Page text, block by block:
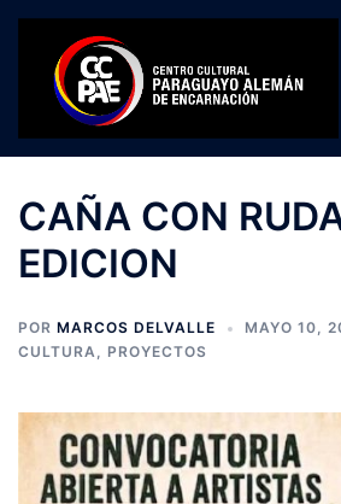
Saltar
contenido
CAÑA CON
EDICION
POR MARCOS DELVALLE
MAYO 10,
CULTURA, PROYECTOS